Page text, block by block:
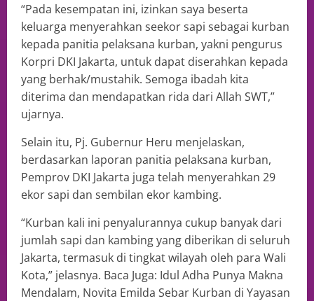
“Pada kesempatan ini, izinkan saya beserta
keluarga menyerahkan seekor sapi sebagai kurban
kepada panitia pelaksana kurban, yakni pengurus
Korpri DKI Jakarta, untuk dapat diserahkan kepada
yang berhak/mustahik. Semoga ibadah kita
diterima dan mendapatkan rida dari Allah SWT,”
ujarnya.
Selain itu, Pj. Gubernur Heru menjelaskan,
berdasarkan laporan panitia pelaksana kurban,
Pemprov DKI Jakarta juga telah menyerahkan 29
ekor sapi dan sembilan ekor kambing.
“Kurban kali ini penyalurannya cukup banyak dari
jumlah sapi dan kambing yang diberikan di seluruh
Jakarta, termasuk di tingkat wilayah oleh para Wali
Kota,” jelasnya. Baca Juga: Idul Adha Punya Makna
Mendalam, Novita Emilda Sebar Kurban di Yayasan